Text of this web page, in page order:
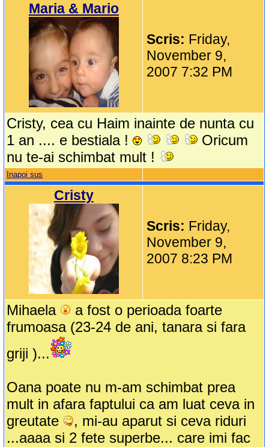
Maria & Mario
Scris: Friday,
November 9,
2007 7:32 PM
Cristy, cea cu Haim inainte de nunta cu
1 an .... e bestiala !
Oricum
nu te-ai schimbat mult !
Inapoi sus
Cristy
Scris: Friday,
November 9,
2007 8:23 PM
Mihaela
a fost o perioada foarte
frumoasa (23-24 de ani, tanara si fara
griji )...
Oana poate nu m-am schimbat prea
mult in afara faptului ca am luat ceva in
greutate
, mi-au aparut si ceva riduri
...aaaa si 2 fete superbe... care imi fac